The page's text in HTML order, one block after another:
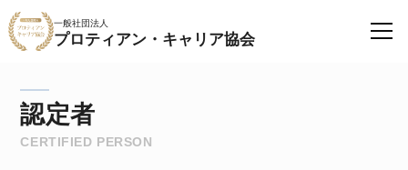
一般社団法人
プロティアン・キャリア協会
認定者
CERTIFIED PERSON